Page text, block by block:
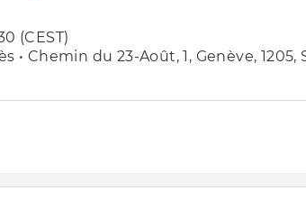
(CEST)
• Chemin du 23-Août, 1, Genève, 1205,